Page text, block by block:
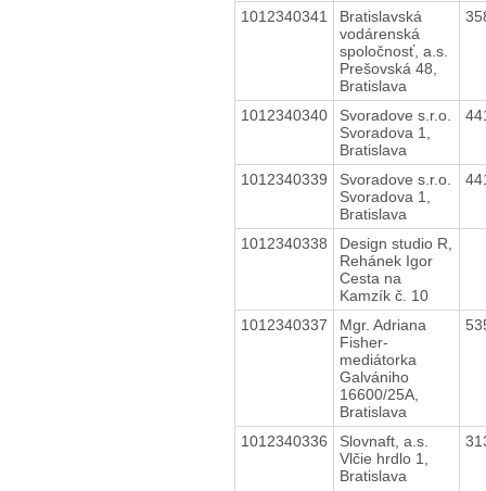
1012340341
Bratislavská
vodárenská
spoločnosť, a.s.
Prešovská 48,
Bratislava
1012340340
Svoradove s.r.o.
Svoradova 1,
Bratislava
1012340339
Svoradove s.r.o.
Svoradova 1,
Bratislava
1012340338
Design studio R,
Rehánek Igor
Cesta na
Kamzík č. 10
1012340337
Mgr. Adriana
Fisher-
mediátorka
Galvániho
16600/25A,
Bratislava
1012340336
Slovnaft, a.s.
Vlčie hrdlo 1,
Bratislava